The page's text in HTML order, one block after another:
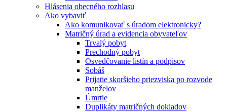
Hlásenia obecného rozhlasu
Ako vybaviť
Ako komunikovať s úradom elektronicky?
Matričný úrad a evidencia obyvateľov
Trvalý pobyt
Prechodný pobyt
Osvedčovanie listín a podpisov
Sobáš
Prijatie skoršieho priezviska po rozvode
manželov
Úmrtie
Duplikáty matričných dokladov